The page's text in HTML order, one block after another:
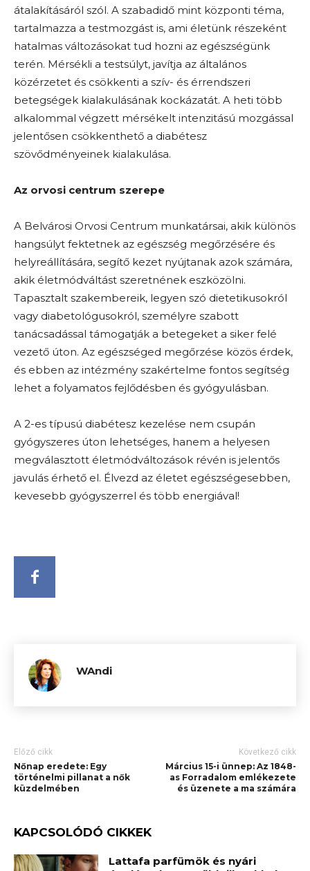
átalakításáról szól. A szabadidő mint központi téma,
tartalmazza a testmozgást is, ami életünk részeként
hatalmas változásokat tud hozni az egészségünk
terén. Mérsékli a testsúlyt, javítja az általános
közérzetet és csökkenti a szív- és érrendszeri
betegségek kialakulásának kockázatát. A heti több
alkalommal végzett mérsékelt intenzitású mozgással
jelentősen csökkenthető a diabétesz
szövődményeinek kialakulása.
Az orvosi centrum szerepe
A Belvárosi Orvosi Centrum munkatársai, akik különös
hangsúlyt fektetnek az egészség megőrzésére és
helyreállítására, segítő kezet nyújtanak azok számára,
akik életmódváltást szeretnének eszközölni.
Tapasztalt szakembereik, legyen szó dietetikusokról
vagy diabetológusokról, személyre szabott
tanácsadással támogatják a betegeket a siker felé
vezető úton. Az egészséged megőrzése közös érdek,
és ebben az intézmény szakértelme fontos segítség
lehet a folyamatos fejlődésben és gyógyulásban.
A 2-es típusú diabétesz kezelése nem csupán
gyógyszeres úton lehetséges, hanem a helyesen
megválasztott életmódváltozások révén is jelentős
javulás érhető el. Élvezd az életet egészségesebben,
kevesebb gyógyszerrel és több energiával!
WAndi
Előző cikk
Nőnap eredete: Egy
történelmi pillanat a nők
küzdelmében
Következő cikk
Március 15-i ünnep: Az 1848-
as Forradalom emlékezete
és üzenete a ma számára
KAPCSOLÓDÓ CIKKEK
Lattafa parfümök és nyári